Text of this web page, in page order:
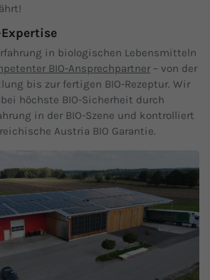
Expertise
in biologischen Lebensmitteln
BIO-Ansprechpartner – von der
bis zur fertigen BIO-Rezeptur. Wir
höchste BIO-Sicherheit durch
in der BIO-Szene und kontrolliert
Austria BIO Garantie.